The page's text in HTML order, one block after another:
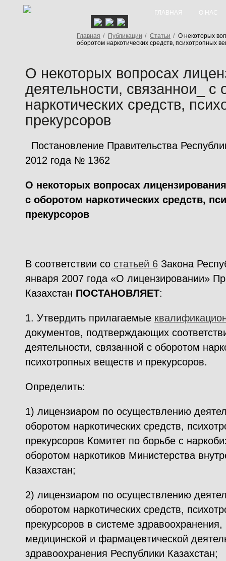
ГЛАВНАЯ О НАС
Главная / Публикации / Статьи / О некоторых
оборотом наркотических средств, психотропных
О некоторых вопросах
деятельности, связаннои_ с
наркотических средств,
прекурсоров
Постановление Правительства
2012 года № 1362
О некоторых вопросах
с оборотом наркотических средств,
прекурсоров
В соответствии со статьей 6 Закона
января 2007 года «О лицензировании»
Казахстан ПОСТАНОВЛЯЕТ:
1. Утвердить прилагаемые
документов, подтверждающих
деятельности, связанной с оборотом
психотропных веществ и прекурсоров.
Определить:
1) лицензиаром по осуществлению
оборотом наркотических средств,
прекурсоров Комитет по борьбе с
оборотом наркотиков Министерства
Казахстан;
2) лицензиаром по осуществлению
оборотом наркотических средств,
прекурсоров в системе
медицинской и фармацевтической
здравоохранения Республики Казахстан;